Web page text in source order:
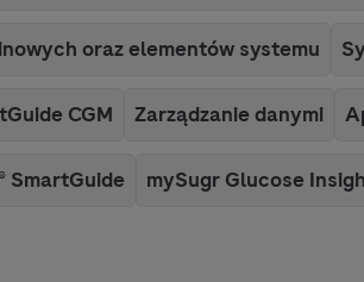
oraz elementów systemu
CGM Zarządzanie danymi
® SmartGuide mySugr Glucose